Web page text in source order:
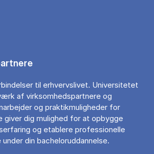
til erhvervslivet. Universitetet
af virksomhedspartnere og
og praktikmuligheder for
giver dig mulighed for at opbygge
og etablere professionelle
din bacheloruddannelse.